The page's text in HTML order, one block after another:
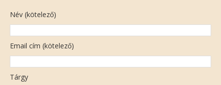
Név (kötelező)
Email cím (kötelező)
Tárgy